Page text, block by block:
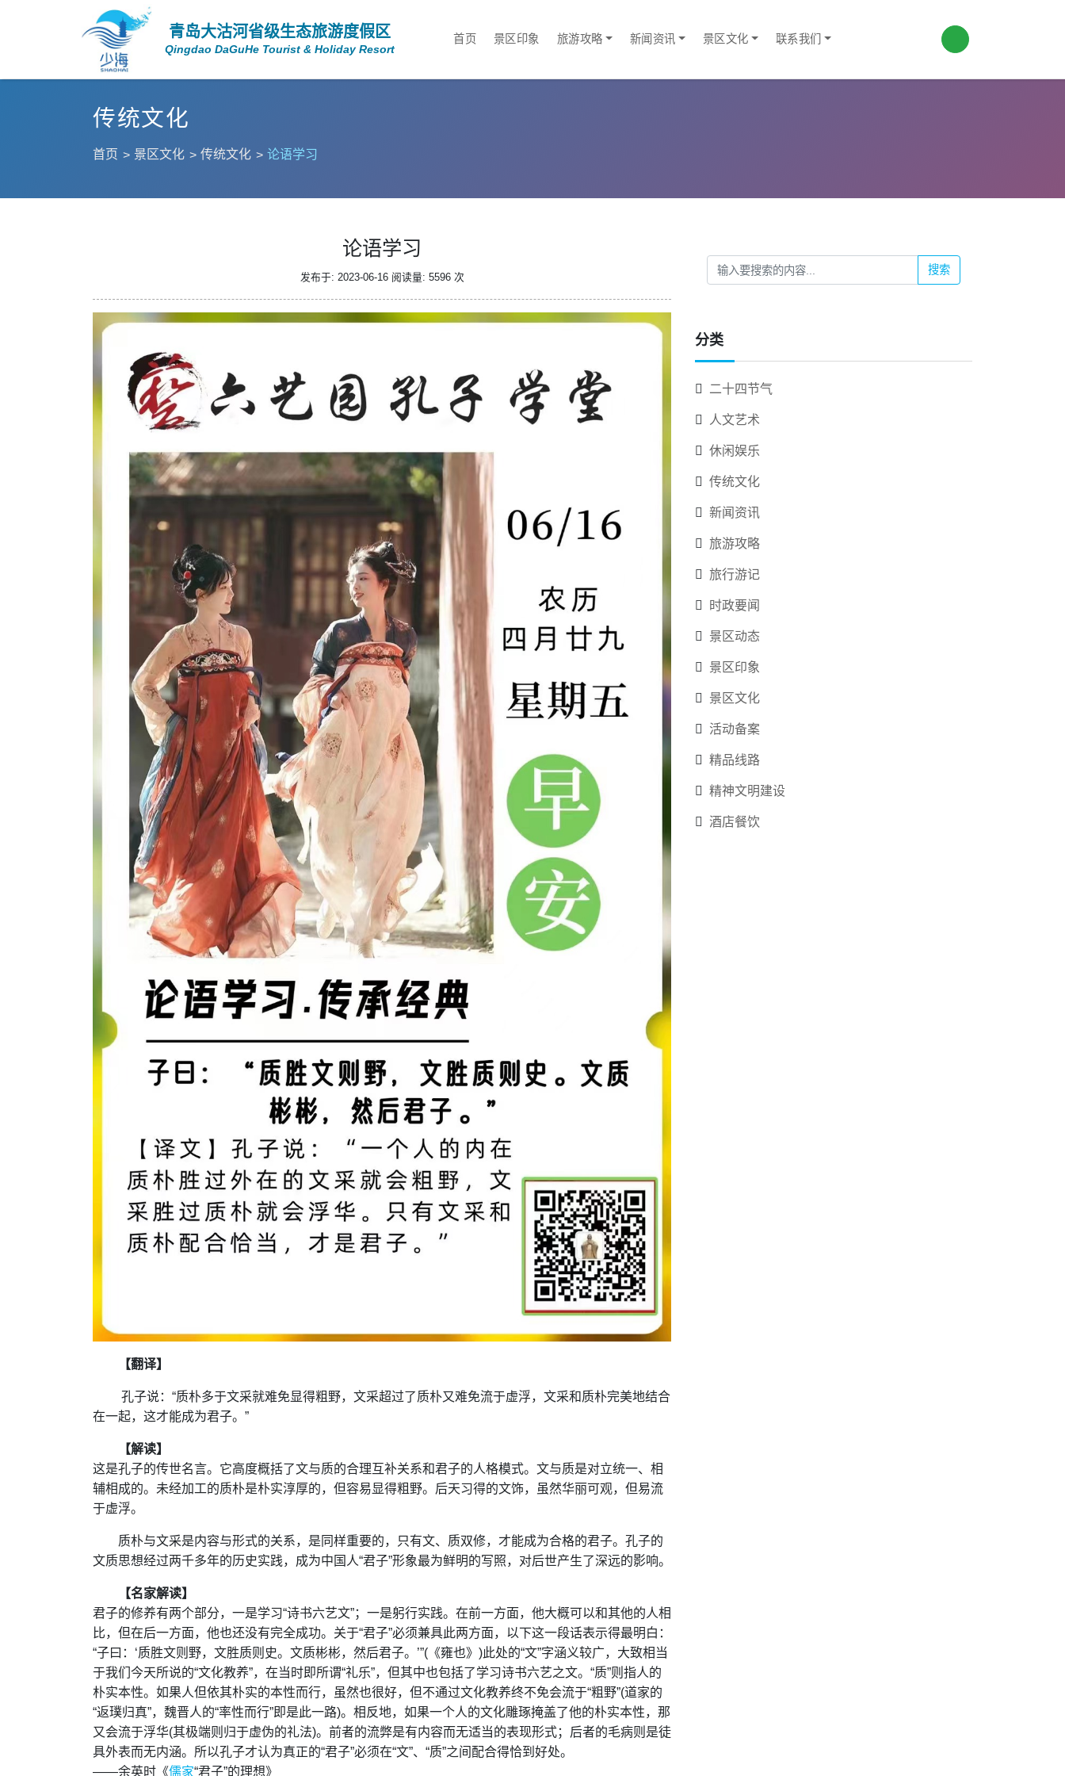
青岛大沽河省级生态旅游度假区
Qingdao DaGuHe Tourist & Holiday Resort
首页 景区印象 旅游攻略 新闻资讯 景区文化 联系我们
传统文化
首页 景区文化 传统文化 论语学习
论语学习
发布于: 2023-06-16 阅读量: 5596 次
【翻译】
孔子说：“质朴多于文采就难免显得粗野，文采超过了质朴又难免流于虚浮，文采和质朴完美地结合
在一起，这才能成为君子。”
【解读】
这是孔子的传世名言。它高度概括了文与质的合理互补关系和君子的人格模式。文与质是对立统一、相
辅相成的。未经加工的质朴是朴实淳厚的，但容易显得粗野。后天习得的文饰，虽然华丽可观，但易流
于虚浮。
质朴与文采是内容与形式的关系，是同样重要的，只有文、质双修，才能成为合格的君子。孔子的
文质思想经过两千多年的历史实践，成为中国人“君子”形象最为鲜明的写照，对后世产生了深远的影响。
【名家解读】
君子的修养有两个部分，一是学习“诗书六艺文”；一是躬行实践。在前一方面，他大概可以和其他的人相
比，但在后一方面，他也还没有完全成功。关于“君子”必须兼具此两方面，以下这一段话表示得最明白：
“子曰：‘质胜文则野，文胜质则史。文质彬彬，然后君子。’”(《雍也》)此处的“文”字涵义较广，大致相当
于我们今天所说的“文化教养”，在当时即所谓“礼乐”，但其中也包括了学习诗书六艺之文。“质”则指人的
朴实本性。如果人但依其朴实的本性而行，虽然也很好，但不通过文化教养终不免会流于“粗野”(道家的
“返璞归真”，魏晋人的“率性而行”即是此一路)。相反地，如果一个人的文化雕琢掩盖了他的朴实本性，那
又会流于浮华(其极端则归于虚伪的礼法)。前者的流弊是有内容而无适当的表现形式；后者的毛病则是徒
具外表而无内涵。所以孔子才认为真正的“君子”必须在“文”、“质”之间配合得恰到好处。
——余英时《儒家“君子”的理想》
搜索
分类
二十四节气
人文艺术
休闲娱乐
传统文化
新闻资讯
旅游攻略
旅行游记
时政要闻
景区动态
景区印象
景区文化
活动备案
精品线路
精神文明建设
酒店餐饮